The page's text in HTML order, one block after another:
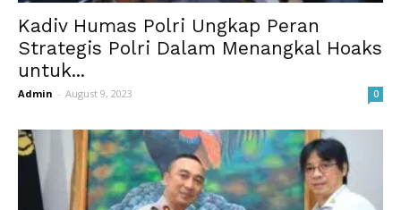
Kadiv Humas Polri Ungkap Peran
Strategis Polri Dalam Menangkal Hoaks
untuk...
Admin - August 9, 2023 0